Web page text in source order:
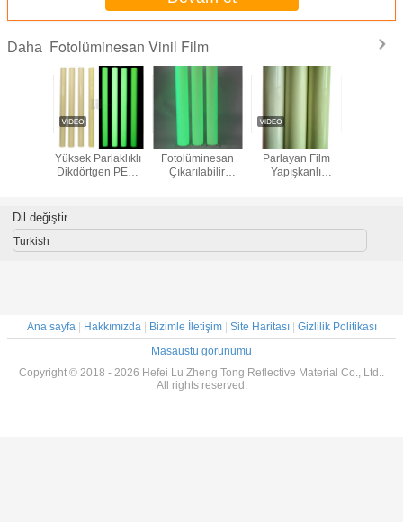
Daha Fotolüminesan Vinil Film
parlıyor
rulo
1.24M*45.7M
Yüksek Parlaklıklı
Dikdörtgen PET /
Parlayan Vinil
Yüksek
Fotolüminesan
Çıkarılabilir
Parlayan Film
Yapışkanlı
Fotolüminesans
Film Rulosu
Dil değiştir
Turkish
Ana sayfa| Hakkımızda| Bizimle İletişim| Site Haritası| Gizlilik Politikası
Masaüstü görünümü
Copyright © 2018 - 2026 Hefei Lu Zheng Tong Reflective Material Co., Ltd..
All rights reserved.